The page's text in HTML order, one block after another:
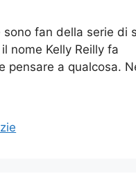
sono fan della serie di
il nome Kelly Reilly fa
pensare a qualcosa.